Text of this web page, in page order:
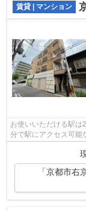
賃貸 | マンション
お使いいただける駅は
分で駅にアクセス可能
ンです。お求めのエリ
「京都市